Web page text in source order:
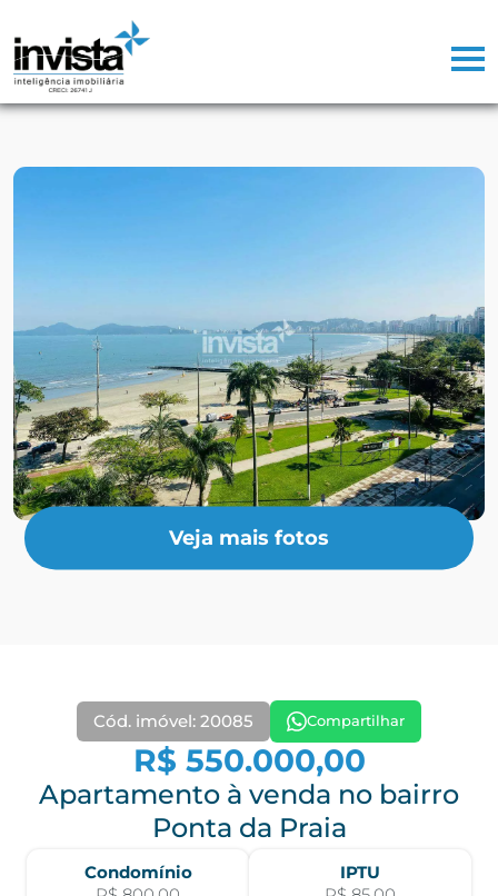
Veja mais fotos
Cód. imóvel: 20085 Compartilhar
R$ 550.000,00
Apartamento à venda no bairro
Ponta da Praia
Condomínio
IPTU